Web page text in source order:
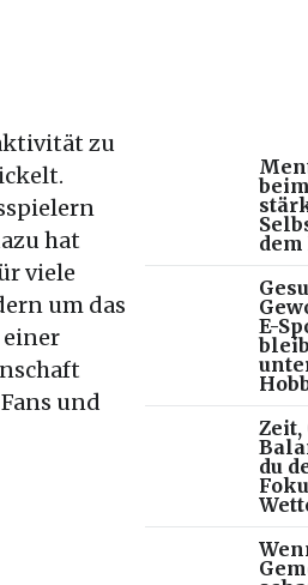
zu
hat
viele
um das
einer
und
E-
Zeit,
du